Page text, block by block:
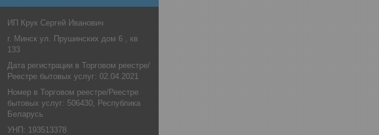
ИП Крук Сергей Иванович
г. Минск ул. Прушинских дом 6 , кв
133
Дата регистрации в Торговом реестре/
Реестре бытовых услуг: 02.04.2021
Номер в Торговом реестре/Реестре
бытовых услуг: 506430, Республика
Беларусь
УНП: 193513378